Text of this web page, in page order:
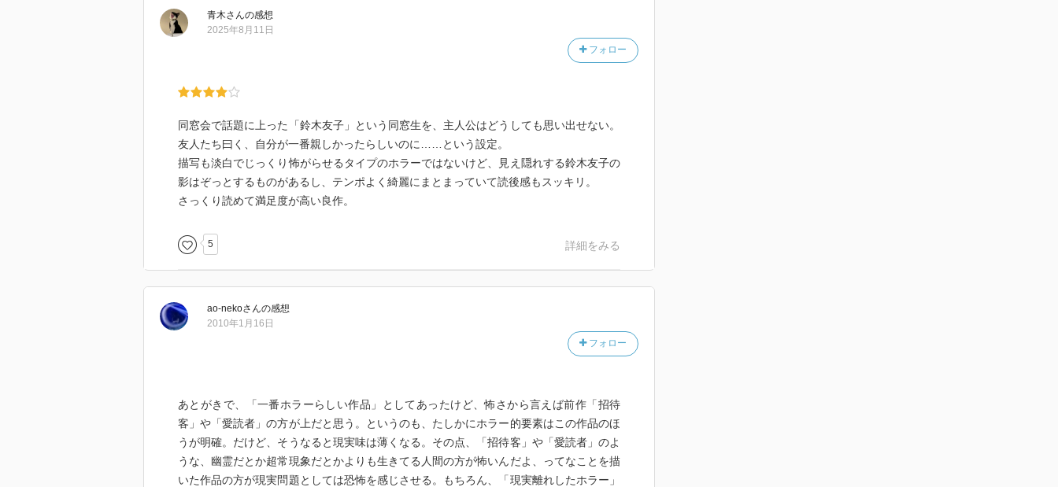
青木さんの感想
フォロー
2025年8月11日
同窓会で話題に上った「鈴木友子」という同窓生を、主人公はどうしても思い出せない。
友人たち曰く、自分が一番親しかったらしいのに……という設定。
描写も淡白でじっくり怖がらせるタイプのホラーではないけど、見え隠れする鈴木友子の
影はぞっとするものがあるし、テンポよく綺麗にまとまっていて読後感もスッキリ。
さっくり読めて満足度が高い良作。
5 詳細をみる
ao-nekoさんの感想
フォロー
2010年1月16日
あとがきで、「一番ホラーらしい作品」としてあったけど、怖さから言えば前作「招待
客」や「愛読者」の方が上だと思う。というのも、たしかにホラー的要素はこの作品のほ
うが明確。だけど、そうなると現実味は薄くなる。その点、「招待客」や「愛読者」のよ
うな、幽霊だとか超常現象だとかよりも生きてる人間の方が怖いんだよ、ってなことを描
いた作品の方が現実問題としては恐怖を感じさせる。もちろん、「現実離れしたホラー」